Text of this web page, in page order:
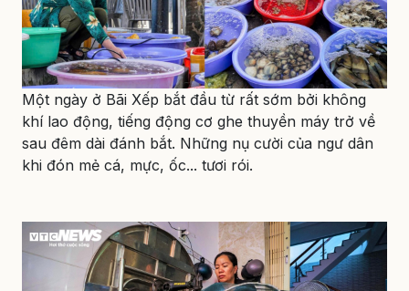
Một ngày ở Bãi Xếp bắt đầu từ rất sớm bởi không
khí lao động, tiếng động cơ ghe thuyền máy trở về
sau đêm dài đánh bắt. Những nụ cười của ngư dân
khi đón mẻ cá, mực, ốc... tươi rói.